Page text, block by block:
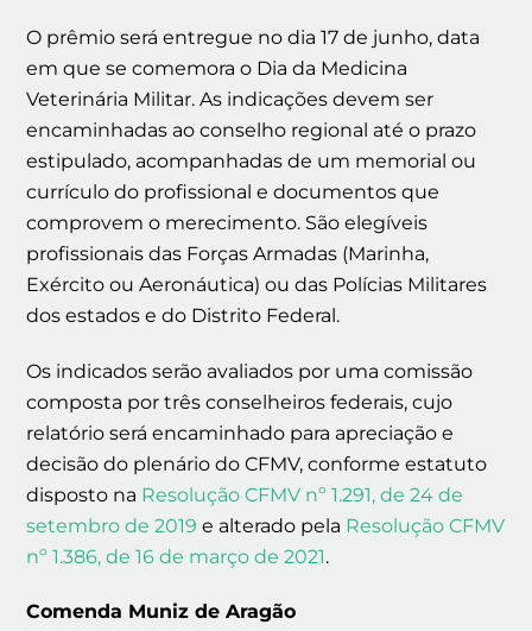
O prêmio será entregue no dia 17 de junho, data
em que se comemora o Dia da Medicina
Veterinária Militar. As indicações devem ser
encaminhadas ao conselho regional até o prazo
estipulado, acompanhadas de um memorial ou
currículo do profissional e documentos que
comprovem o merecimento. São elegíveis
profissionais das Forças Armadas (Marinha,
Exército ou Aeronáutica) ou das Polícias Militares
dos estados e do Distrito Federal.
Os indicados serão avaliados por uma comissão
composta por três conselheiros federais, cujo
relatório será encaminhado para apreciação e
decisão do plenário do CFMV, conforme estatuto
disposto na Resolução CFMV nº 1.291, de 24 de
setembro de 2019 e alterado pela Resolução CFMV
nº 1.386, de 16 de março de 2021.
Comenda Muniz de Aragão